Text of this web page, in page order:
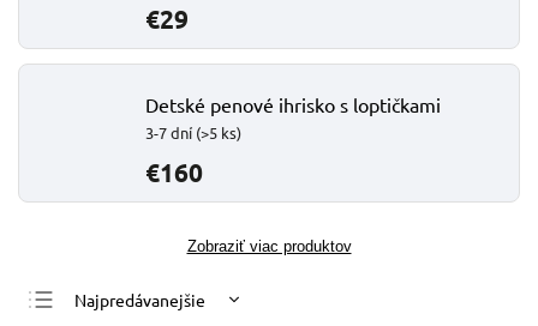
€29
Detské penové ihrisko s loptičkami
3-7 dní (>5 ks)
€160
Zobraziť viac produktov
Najpredávanejšie